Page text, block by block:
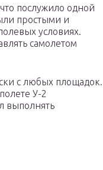
послужило одной
простыми и
условиях.
самолетом
с любых площадок.
У-2
выполнять